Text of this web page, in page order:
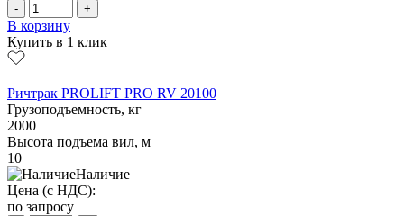
- +
В корзину
Купить в 1 клик
Ричтрак PROLIFT PRO RV 20100
Грузоподъемность, кг
2000
Высота подъема вил, м
10
Наличие
Цена (с НДС):
по запросу